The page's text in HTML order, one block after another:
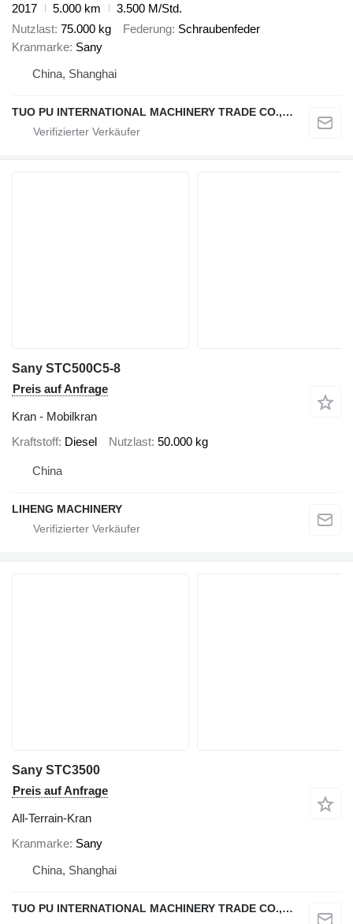
2017
5.000 km
3.500 M/Std.
Nutzlast 75.000 kg Federung Schraubenfeder
Kranmarke Sany
China, Shanghai
TUO PU INTERNATIONAL MACHINERY TRADE CO., LTD
Sany STC500C5-8
Preis auf Anfrage
Kran - Mobilkran
Kraftstoff Diesel Nutzlast 50.000 kg
China
LIHENG MACHINERY
Sany STC3500
Preis auf Anfrage
All-Terrain-Kran
Kranmarke Sany
China, Shanghai
TUO PU INTERNATIONAL MACHINERY TRADE CO., LTD